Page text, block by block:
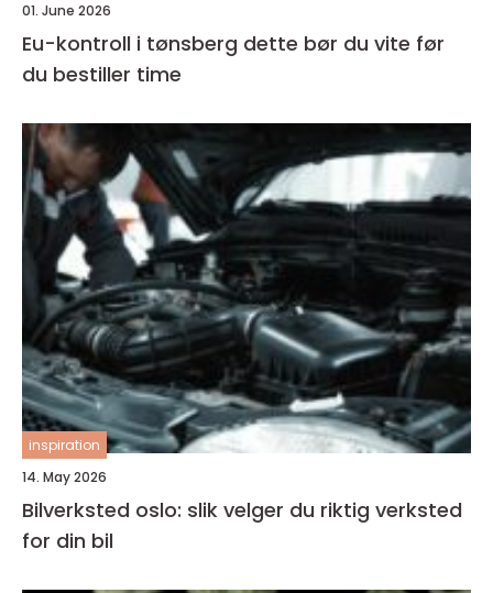
01. June 2026
Eu-kontroll i tønsberg dette bør du vite før
du bestiller time
inspiration
14. May 2026
Bilverksted oslo: slik velger du riktig verksted
for din bil